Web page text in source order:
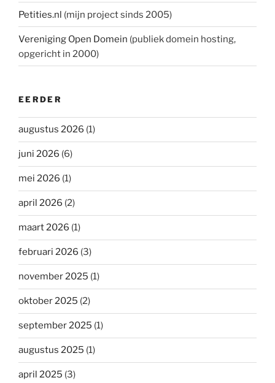
Petities.nl (mijn project sinds 2005)
Vereniging Open Domein (publiek domein hosting,
opgericht in 2000)
EERDER
augustus 2026 (1)
juni 2026 (6)
mei 2026 (1)
april 2026 (2)
maart 2026 (1)
februari 2026 (3)
november 2025 (1)
oktober 2025 (2)
september 2025 (1)
augustus 2025 (1)
april 2025 (3)